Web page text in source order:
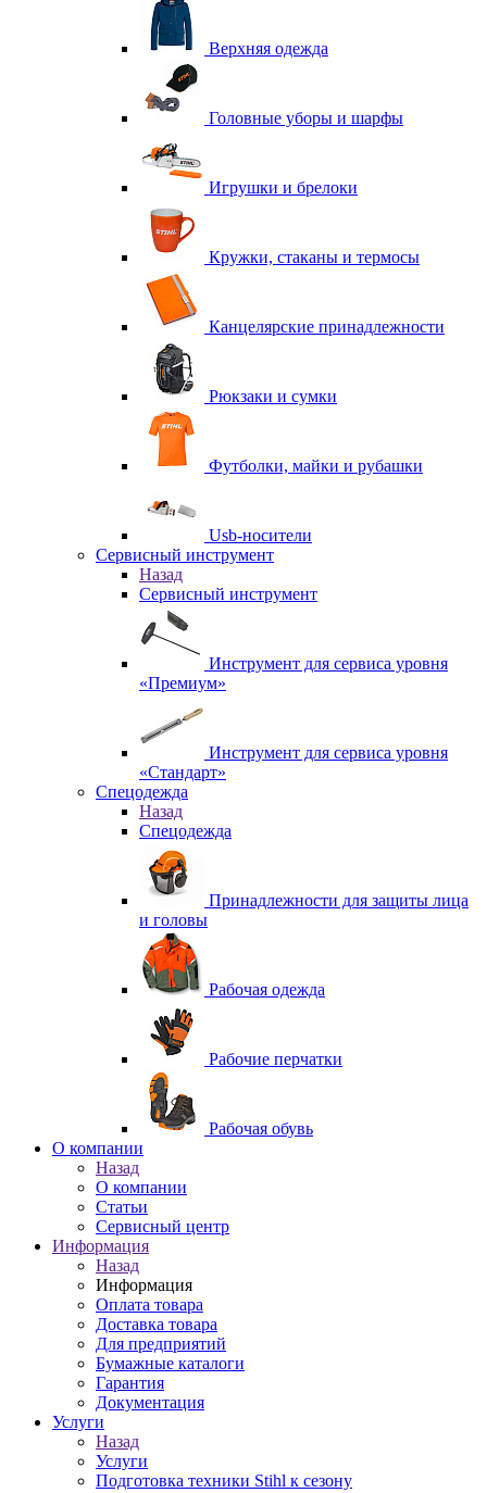
Верхняя одежда
Головные уборы и шарфы
Игрушки и брелоки
Кружки, стаканы и термосы
Канцелярские принадлежности
Рюкзаки и сумки
Футболки, майки и рубашки
Usb-носители
Сервисный инструмент
Назад
Сервисный инструмент
Инструмент для сервиса уровня
«Премиум»
Инструмент для сервиса уровня
«Стандарт»
Спецодежда
Назад
Спецодежда
Принадлежности для защиты лица
и головы
Рабочая одежда
Рабочие перчатки
Рабочая обувь
O компании
Назад
O компании
Статьи
Сервисный центр
Информация
Назад
Информация
Оплата товара
Доставка товара
Для предприятий
Бумажные каталоги
Гарантия
Документация
Услуги
Назад
Услуги
Подготовка техники Stihl к сезону